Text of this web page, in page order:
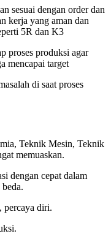
sesuai dengan order dan
kerja yang aman dan
5R dan K3
proses produksi agar
mencapai target
di saat proses
Teknik Mesin, Teknik
memuaskan.
dengan cepat dalam
percaya diri.